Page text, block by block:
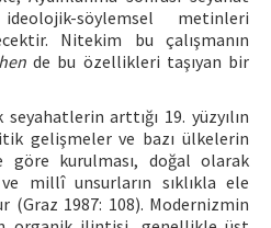
söylemsel metinleri
Nitekim bu çalışmanın
de bu özellikleri taşıyan bir
arttığı 19. yüzyılın
gelişmeler ve bazı ülkelerin
kurulması, doğal olarak
millî unsurların sıklıkla ele
(Graz 1987: 108). Modernizmin